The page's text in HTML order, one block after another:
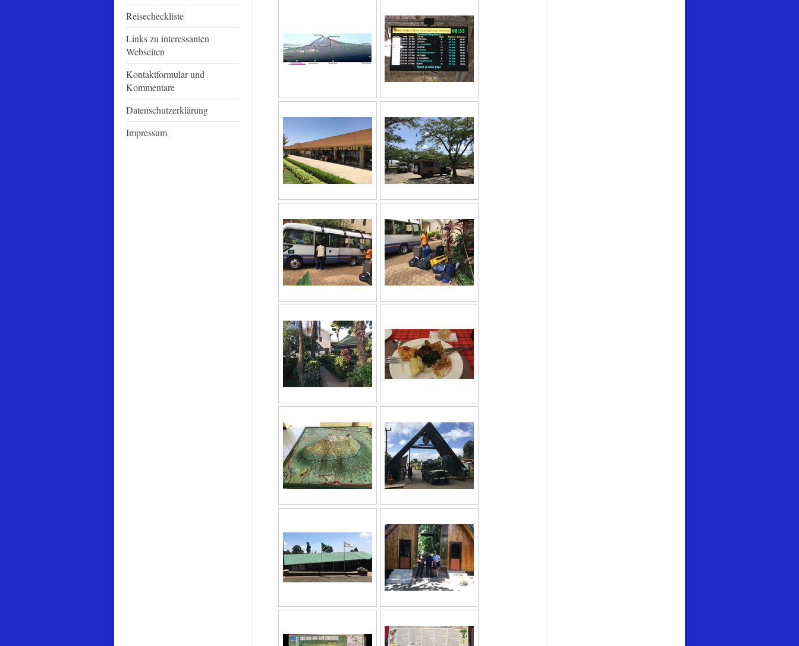
Reisecheckliste
Links zu interessanten
Webseiten
Kontaktformular und
Kommentare
Datenschutzerklärung
Impressum